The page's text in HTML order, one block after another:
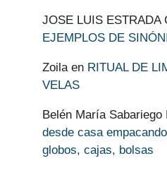
JOSE LUIS ESTRADA
EJEMPLOS DE
Zoilaen RITUAL DE
VELAS
Belén María Sabariego
desde casa
globos, cajas, bolsas